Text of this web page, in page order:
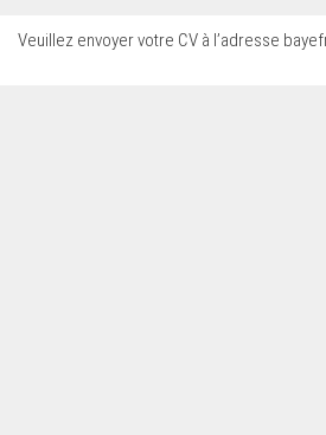
Veuillez envoyer votre CV à l’adresse